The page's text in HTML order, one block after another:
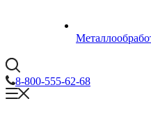
8-800-555-62-68